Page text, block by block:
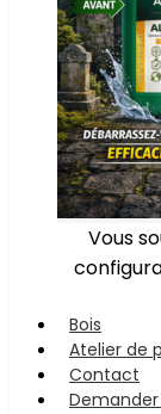
Vous
Bois
Atelier de
Contact